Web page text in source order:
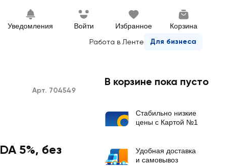
Уведомления Войти Избранное Корзина
Работа в Ленте Для бизнеса
Арт. 704549
5%, без
В корзине пока пусто
Стабильно низкие
цены с Картой №1
Удобная доставка
и самовывоз